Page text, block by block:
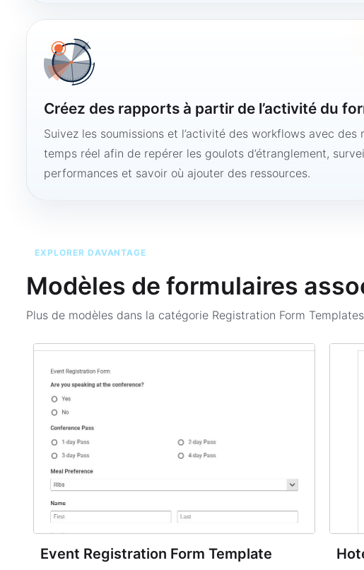
Créez des rapports à partir de l’activité du
Suivez les soumissions et l’activité des workflows avec des
temps réel afin de repérer les goulots d’étranglement,
performances et savoir où ajouter des ressources.
EXPLORER DAVANTAGE
Modèles de formulaires
Plus de modèles dans la catégorie Registration Form Templates
Event Registration Form Template